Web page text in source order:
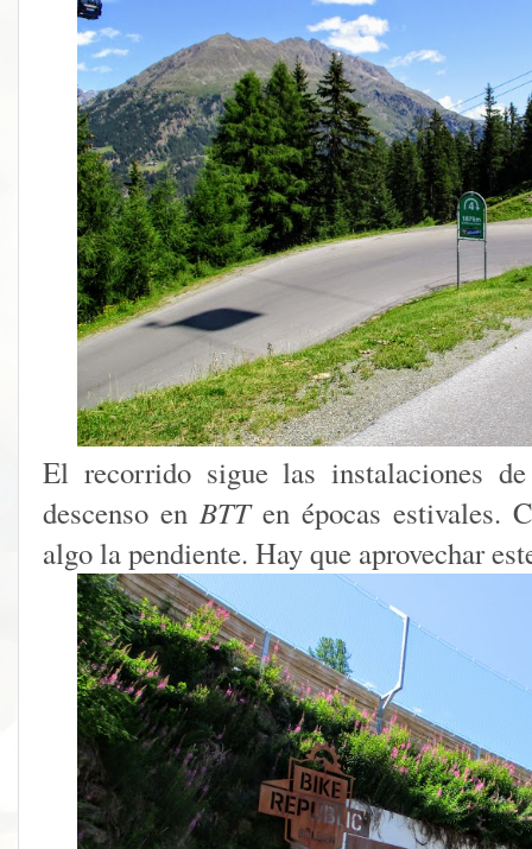
El recorrido sigue las instalaciones
descenso en BTTen épocas estivales.
algo la pendiente. Hay que aprovechar